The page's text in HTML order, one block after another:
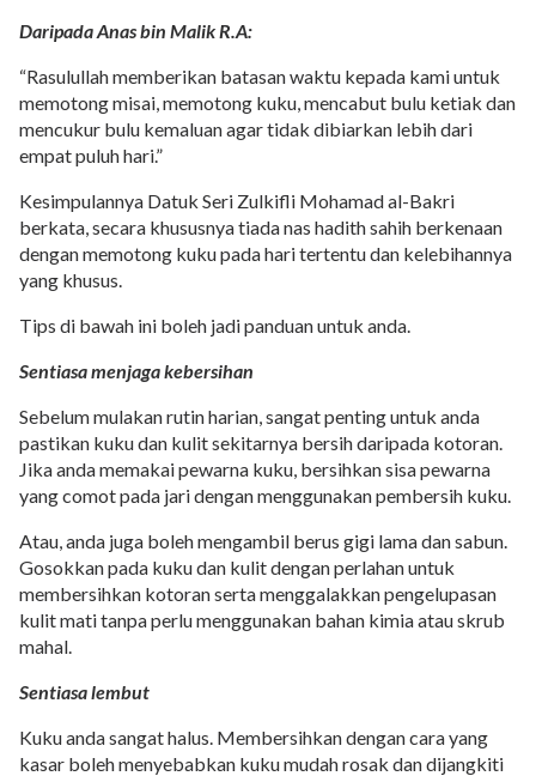
Daripada Anas bin Malik R.A:
“Rasulullah memberikan batasan waktu kepada kami untuk
memotong misai, memotong kuku, mencabut bulu ketiak dan
mencukur bulu kemaluan agar tidak dibiarkan lebih dari
empat puluh hari.”
Kesimpulannya Datuk Seri Zulkifli Mohamad al-Bakri
berkata, secara khususnya tiada nas hadith sahih berkenaan
dengan memotong kuku pada hari tertentu dan kelebihannya
yang khusus.
Tips di bawah ini boleh jadi panduan untuk anda.
Sentiasa menjaga kebersihan
Sebelum mulakan rutin harian, sangat penting untuk anda
pastikan kuku dan kulit sekitarnya bersih daripada kotoran.
Jika anda memakai pewarna kuku, bersihkan sisa pewarna
yang comot pada jari dengan menggunakan pembersih kuku.
Atau, anda juga boleh mengambil berus gigi lama dan sabun.
Gosokkan pada kuku dan kulit dengan perlahan untuk
membersihkan kotoran serta menggalakkan pengelupasan
kulit mati tanpa perlu menggunakan bahan kimia atau skrub
mahal.
Sentiasa lembut
Kuku anda sangat halus. Membersihkan dengan cara yang
kasar boleh menyebabkan kuku mudah rosak dan dijangkiti